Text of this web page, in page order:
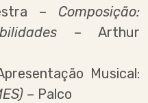
– Composição:
– Arthur
Musical:
– Palco